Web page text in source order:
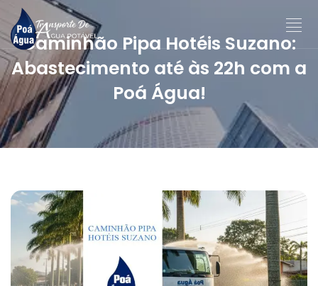
Caminhão Pipa Hotéis Suzano:
Abastecimento até às 22h com a
Poá Água!